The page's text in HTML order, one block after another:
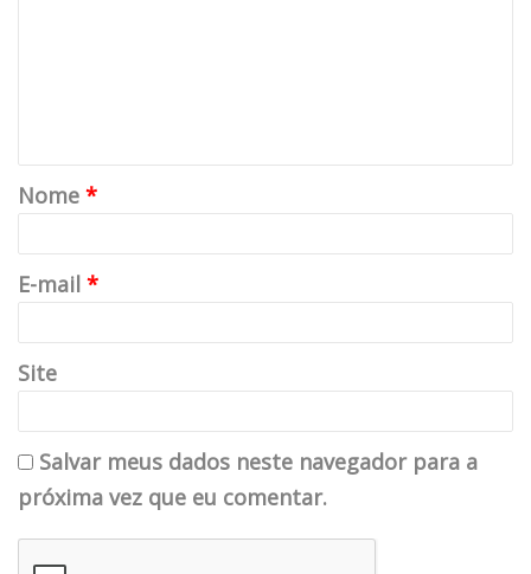
Nome *
E-mail *
Site
Salvar meus dados neste navegador para a
próxima vez que eu comentar.